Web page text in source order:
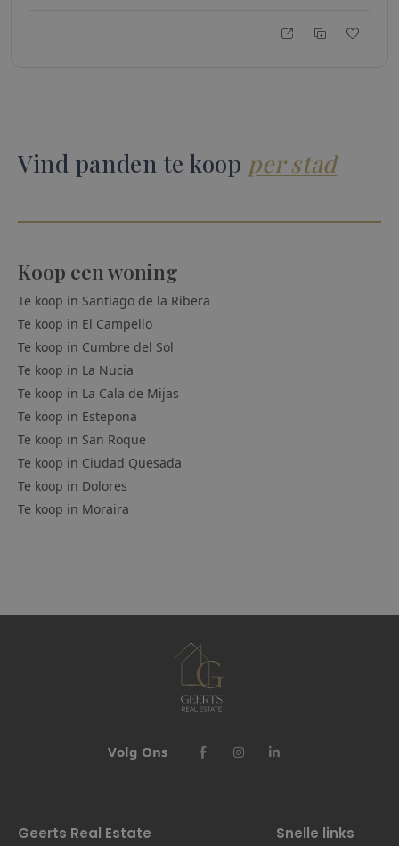
Vind panden te koop per stad
Koop een woning
Te koop in Santiago de la Ribera
Te koop in El Campello
Te koop in Cumbre del Sol
Te koop in La Nucia
Te koop in La Cala de Mijas
Te koop in Estepona
Te koop in San Roque
Te koop in Ciudad Quesada
Te koop in Dolores
Te koop in Moraira
Volg Ons
Geerts Real Estate Snelle links